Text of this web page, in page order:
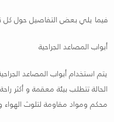
فيما يلي بعض التفاصيل حول كل
أبواب المصاعد الجراحية
يتم استخدام أبواب المصاعد
الحالة تتطلب بيئة معقمة و أكثر
محكم ومواد مقاومة لتلوث الهواء و